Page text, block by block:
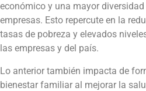
económico y una mayor
empresas. Esto repercute en la
tasas de pobreza y elevados
las empresas y del país.
Lo anterior también impacta de
bienestar familiar al mejorar la